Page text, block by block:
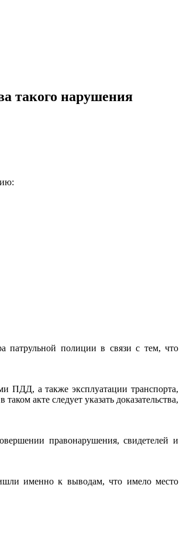
такого нарушения
патрульной полиции в связи с тем, что
ПДД, а также эксплуатации транспорта,
акте следует указать доказательства,
правонарушения, свидетелей и
именно к выводам, что имело место